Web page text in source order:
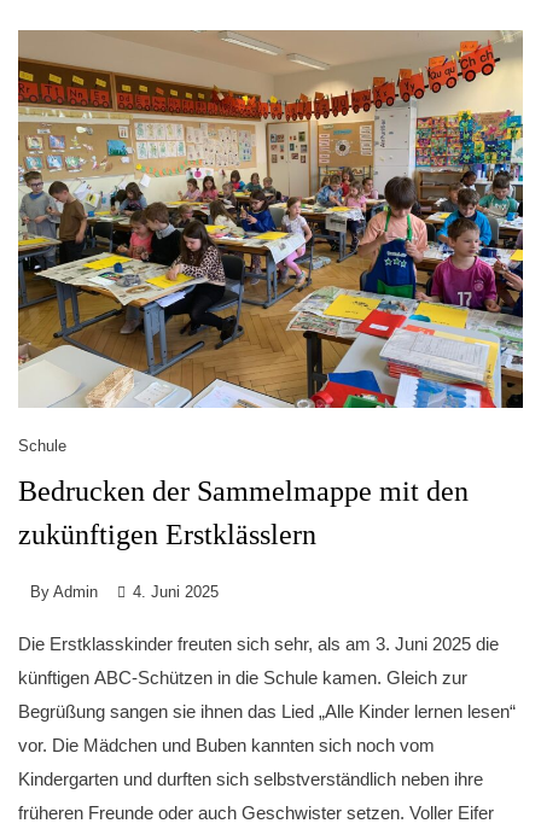
Schule
Bedrucken der Sammelmappe mit den
zukünftigen Erstklässlern
By Admin 4. Juni 2025
Die Erstklasskinder freuten sich sehr, als am 3. Juni 2025 die
künftigen ABC-Schützen in die Schule kamen. Gleich zur
Begrüßung sangen sie ihnen das Lied „Alle Kinder lernen lesen“
vor. Die Mädchen und Buben kannten sich noch vom
Kindergarten und durften sich selbstverständlich neben ihre
früheren Freunde oder auch Geschwister setzen. Voller Eifer